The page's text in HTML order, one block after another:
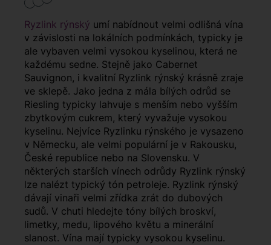
Ryzlink rýnský umí nabídnout velmi odlišná vína
v závislosti na lokálních podmínkách, typicky je
ale vybaven velmi vysokou kyselinou, která ne
každému sedne. Stejně jako Cabernet
Sauvignon, i kvalitní Ryzlink rýnský krásně zraje
ve sklepě. Jako jedna z mála bílých odrůd se
Riesling typicky lahvuje s menším nebo vyšším
zbytkovým cukrem, který vyvažuje vysokou
kyselinu. Nejvíce Ryzlinku rýnského je vysazeno
v Německu, ale velmi populární je v Rakousku,
České republice nebo na Slovensku. V
některých starších vínech odrůdy Ryzlink rýnský
lze nalézt typický tón petroleje. Ryzlink rýnský
dávají vinaři velmi zřídka zrát do dubových
sudů. V chuti hledejte tóny bílých broskví,
limetky, medu, lipového květu a minerální
slanost. Vína mají typicky vysokou kyselinu.